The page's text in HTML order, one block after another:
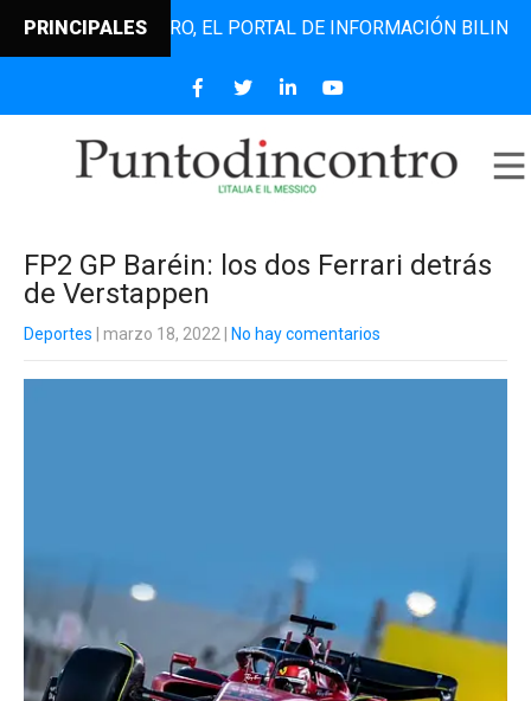
PRINCIPALES EL PORTAL DE INFORMACIÓN BILINGÜE
FP2 GP Baréin: los dos Ferrari detrás
de Verstappen
Deportes | marzo 18, 2022 No hay comentarios